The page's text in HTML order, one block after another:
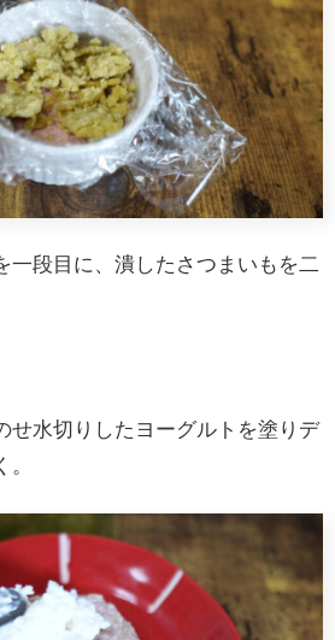
一段目に、潰したさつまいもを二
せ水切りしたヨーグルトを塗りデ